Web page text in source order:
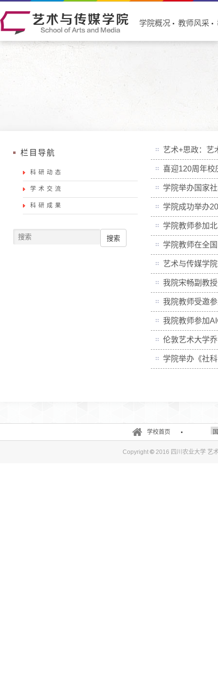
学院概况 教师风采
艺术+思政：
喜迎120周年校
学院举办国家
学院成功举办
学院教师参加
学院教师在全
艺术与传媒学
我院宋畅副教
我院教师受邀
我院教师参加
伦敦艺术大学
学院举办《社
栏目导航
科研动态
学术交流
科研成果
搜索
学校首页
Copyright ©2016 四川农业大学 艺